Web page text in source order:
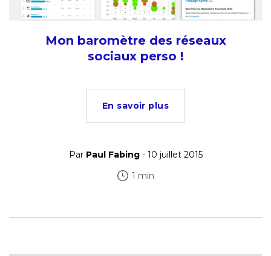
Mon baromètre des réseaux
sociaux perso !
En savoir plus
Par Paul Fabing- 10 juillet 2015
1 min